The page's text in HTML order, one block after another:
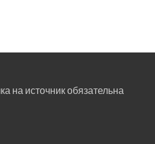
на источник обязательна